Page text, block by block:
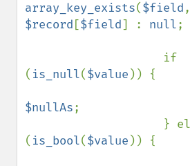
array_key_exists($field,
$record [$field] : null;
( is_null($value )) {
$nullAs;
( is_bool($value )) {